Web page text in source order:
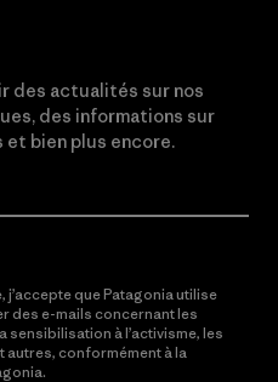
des actualités sur nos
des informations sur
et bien plus encore.
j’accepte que Patagonia utilise
des e-mails concernant les
à l’activisme, les
autres, conformément à la